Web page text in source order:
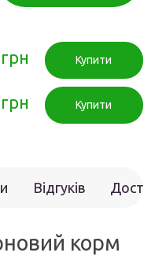
Купити
Купити
Відгуків
корм